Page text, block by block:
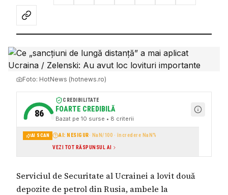
Foto: HotNews (hotnews.ro)
86
CREDIBILITATE
FOARTE CREDIBILĂ
Bazat pe 10 surse • 8 criterii
AI SCAN AI: NESIGUR· NaN/100 · încredere NaN%
VEZI TOT RĂSPUNSUL AI
Serviciul de Securitate al Ucrainei a lovit două
depozite de petrol din Rusia, ambele la